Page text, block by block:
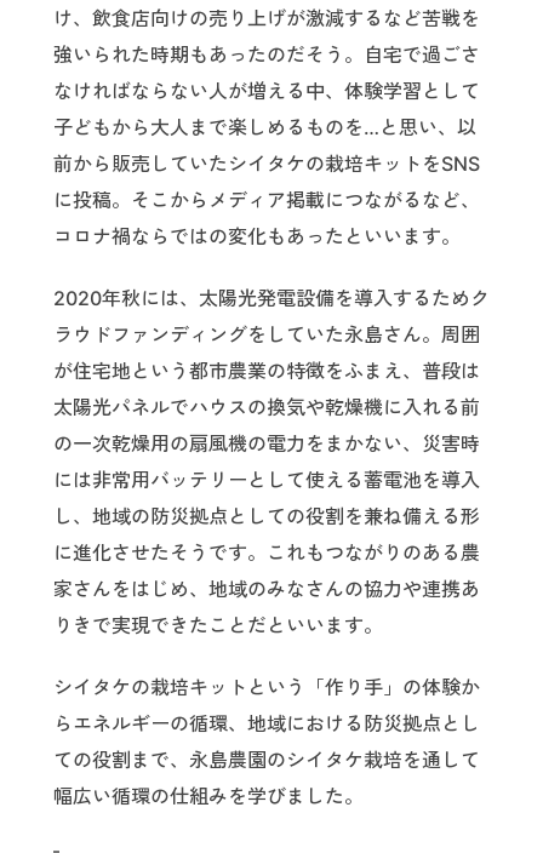
け、飲食店向けの売り上げが激減するなど苦戦を
強いられた時期もあったのだそう。自宅で過ごさ
なければならない人が増える中、体験学習として
子どもから大人まで楽しめるものを…と思い、以
前から販売していたシイタケの栽培キットをSNS
に投稿。そこからメディア掲載につながるなど、
コロナ禍ならではの変化もあったといいます。
2020年秋には、太陽光発電設備を導入するためク
ラウドファンディングをしていた永島さん。周囲
が住宅地という都市農業の特徴をふまえ、普段は
太陽光パネルでハウスの換気や乾燥機に入れる前
の一次乾燥用の扇風機の電力をまかない、災害時
には非常用バッテリーとして使える蓄電池を導入
し、地域の防災拠点としての役割を兼ね備える形
に進化させたそうです。これもつながりのある農
家さんをはじめ、地域のみなさんの協力や連携あ
りきで実現できたことだといいます。
シイタケの栽培キットという「作り手」の体験か
らエネルギーの循環、地域における防災拠点とし
ての役割まで、永島農園のシイタケ栽培を通して
幅広い循環の仕組みを学びました。